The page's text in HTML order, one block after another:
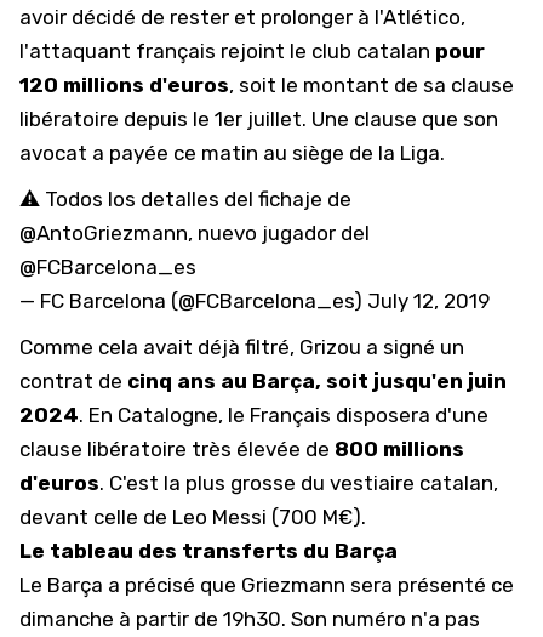
avoir décidé de rester et prolonger à l'Atlético,
l'attaquant français rejoint le club catalan pour
120 millions d'euros, soit le montant de sa clause
libératoire depuis le 1er juillet. Une clause que son
avocat a payée ce matin au siège de la Liga.
⚠ Todos los detalles del fichaje de
@AntoGriezmann, nuevo jugador del
@FCBarcelona_es
— FC Barcelona (@FCBarcelona_es) July 12, 2019
Comme cela avait déjà filtré, Grizou a signé un
contrat de cinq ans au Barça, soit jusqu'en juin
2024. En Catalogne, le Français disposera d'une
clause libératoire très élevée de 800 millions
d'euros. C'est la plus grosse du vestiaire catalan,
devant celle de Leo Messi (700 M€).
Le tableau des transferts du Barça
Le Barça a précisé que Griezmann sera présenté ce
dimanche à partir de 19h30. Son numéro n'a pas